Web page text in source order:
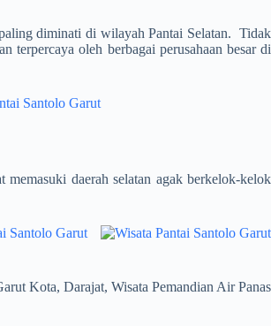
diminati di wilayah Pantai Selatan. Tidak
oleh berbagai perusahaan besar di
daerah selatan agak berkelok-kelok
Kota, Darajat, Wisata Pemandian Air Panas